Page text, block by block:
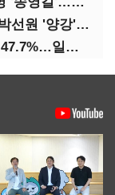
(정기여론조사)④최고위원 최민희·박선원 '양강'…서미화·이성윤·임미애 뒤이어
(정기여론조사)⑤이 대통령 지지율 47.7%…일주일 만에 다시 40%대